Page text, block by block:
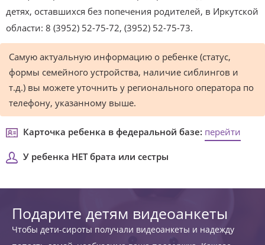
детях, оставшихся без попечения родителей, в Иркутской
области: 8 (3952) 52-75-72, (3952) 52-75-73.
Самую актуальную информацию о ребенке (статус,
формы семейного устройства, наличие сиблингов и
т.д.) вы можете уточнить у регионального оператора по
телефону, указанному выше.
Карточка ребенка в федеральной базе: перейти
У ребенка НЕТ брата или сестры
Подарите детям видеоанкеты
Чтобы дети-сироты получали видеоанкеты и надежду